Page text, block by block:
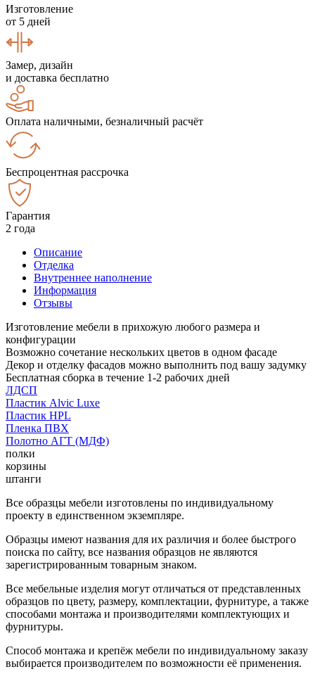
Изготовление
от 5 дней
Замер, дизайн
и доставка бесплатно
Оплата наличными, безналичный расчёт
Беспроцентная рассрочка
Гарантия
2 года
Описание
Отделка
Внутреннее наполнение
Информация
Отзывы
Изготовление мебели в прихожую любого размера и
конфигурации
Возможно сочетание нескольких цветов в одном фасаде
Декор и отделку фасадов можно выполнить под вашу задумку
Бесплатная сборка в течение 1-2 рабочих дней
ЛДСП
Пластик Alvic Luxe
Пластик HPL
Пленка ПВХ
Полотно АГТ (МДФ)
полки
корзины
штанги
Все образцы мебели изготовлены по индивидуальному
проекту в единственном экземпляре.
Образцы имеют названия для их различия и более быстрого
поиска по сайту, все названия образцов не являются
зарегистрированным товарным знаком.
Все мебельные изделия могут отличаться от представленных
образцов по цвету, размеру, комплектации, фурнитуре, а также
способами монтажа и производителями комплектующих и
фурнитуры.
Способ монтажа и крепёж мебели по индивидуальному заказу
выбирается производителем по возможности её применения.